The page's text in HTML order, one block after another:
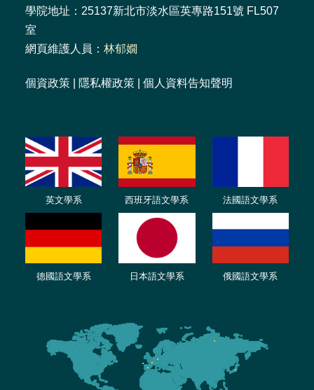
學院地址：25137新北市淡水區英專路151號 FL507
室
網頁維護人員： 林郁嫺
個資政策 隱私權政策 個人資料告知聲明
英文學系 西班牙語文學系 法國語文學系
德國語文學系 日本語文學系 俄國語文學系